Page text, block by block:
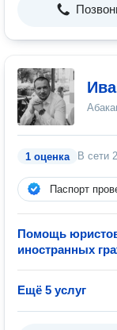
1 оценка В сети
Паспорт
Помощь
иностранных
Ещё 5 услуг